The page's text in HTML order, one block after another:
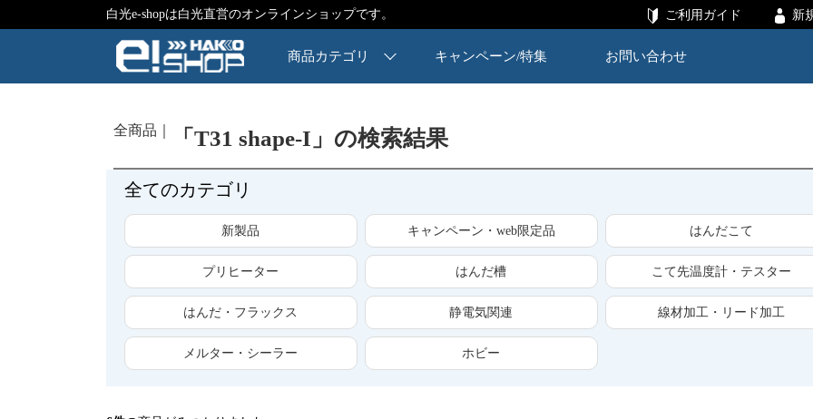
白光e-shopは白光直営のオンラインショップです。 ご利用ガイド 新
商品カテゴリ キャンペーン/特集 お問い合わせ
全商品 「T31 shape-I」の検索結果
全てのカテゴリ
新製品 キャンペーン・web限定品 はんだこて
プリヒーター はんだ槽 こて先温度計・テスター
はんだ・フラックス 静電気関連 線材加工・リード加工
メルター・シーラー ホビー